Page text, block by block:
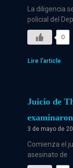
La diligencia
policial del
0
Lire l'article
Juicio de
3 de mayo de
Comienza el
asesinato de